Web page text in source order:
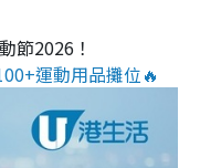
節2026！
運動用品攤位🔥